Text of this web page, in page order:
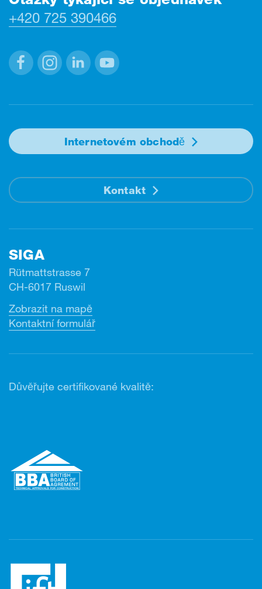
+420 725 390466
Internetovém obchodě
Kontakt
SIGA
Rütmattstrasse 7
CH-6017 Ruswil
Zobrazit na mapě
Kontaktní formulář
Důvěřujte certifikované kvalitě: